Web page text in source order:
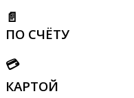
📄
ПО СЧЁТУ
💳
КАРТОЙ